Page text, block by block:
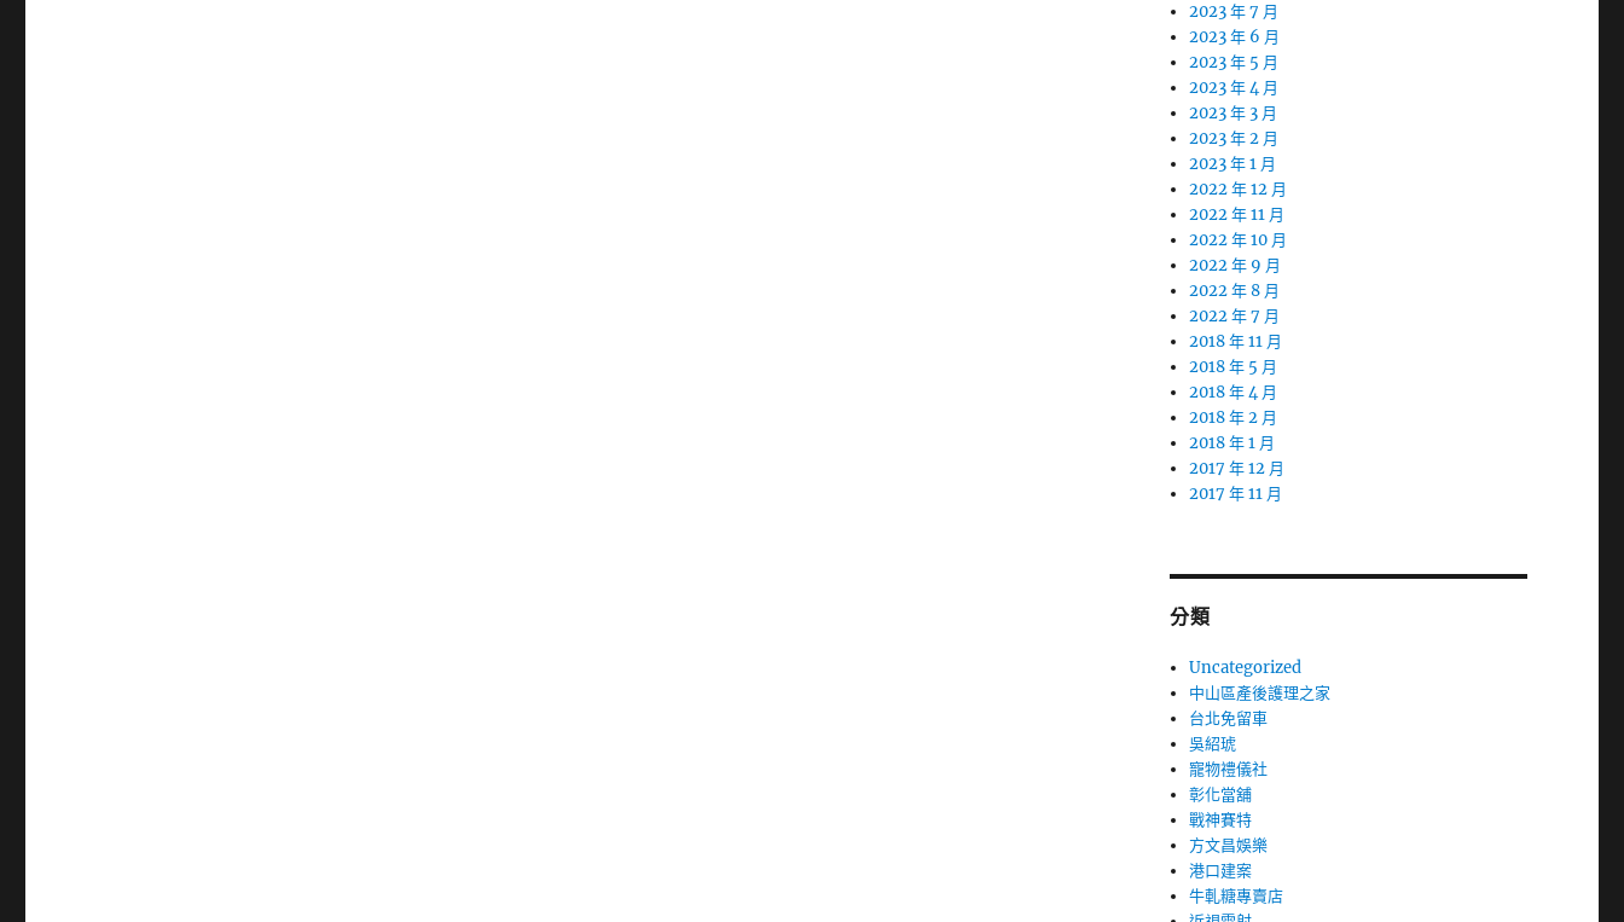
2023 年 7 月
2023 年 6 月
2023 年 5 月
2023 年 4 月
2023 年 3 月
2023 年 2 月
2023 年 1 月
2022 年 12 月
2022 年 11 月
2022 年 10 月
2022 年 9 月
2022 年 8 月
2022 年 7 月
2018 年 11 月
2018 年 5 月
2018 年 4 月
2018 年 2 月
2018 年 1 月
2017 年 12 月
2017 年 11 月
分類
Uncategorized
中山區產後護理之家
台北免留車
吳紹琥
寵物禮儀社
彰化當舖
戰神賽特
方文昌娛樂
港口建案
牛軋糖專賣店